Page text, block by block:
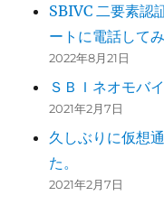
SBIVC 二要素認
ートに電話して
2022年8月21日
ＳＢＩネオモバ
2021年2月7日
久しぶりに仮想
た。
2021年2月7日